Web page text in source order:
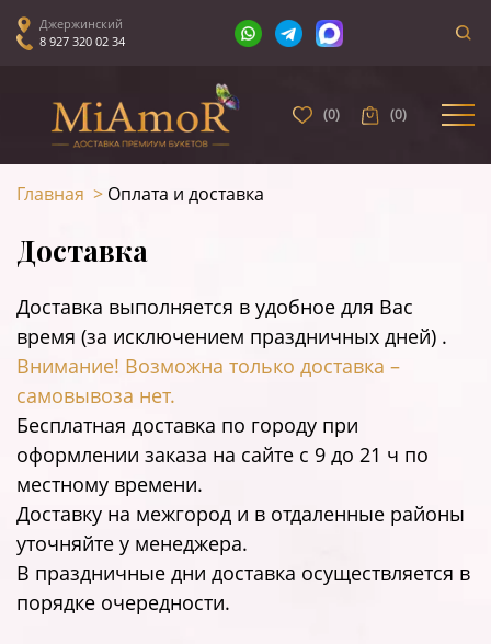
Джержинский
8 927 320 02 34
(0) (0)
Главная > Оплата и доставка
Доставка
Доставка выполняется в удобное для Вас
время (за исключением праздничных дней) .
Внимание! Возможна только доставка –
самовывоза нет.
Бесплатная доставка по городу при
оформлении заказа на сайте c 9 до 21 ч по
местному времени.
Доставку на межгород и в отдаленные районы
уточняйте у менеджера.
В праздничные дни доставка осуществляется в
порядке очередности.